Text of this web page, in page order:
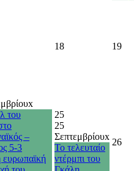
18 19
x
του
–
5-3
25
25
Σεπτεμβρίουx
Το τελευταίο
ντέρμπι του
26